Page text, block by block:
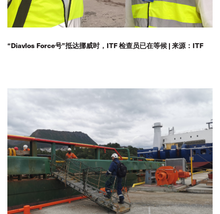
“Diavlos Force号”抵达挪威时，ITF 检查员已在等候 | 来源：ITF